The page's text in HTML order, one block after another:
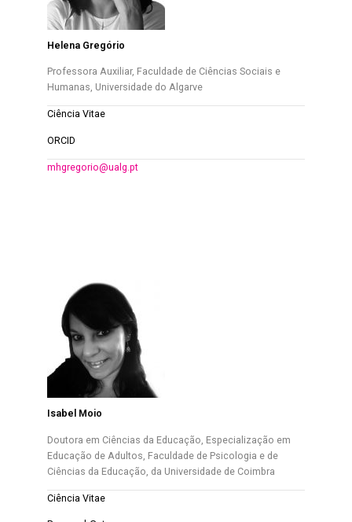
Helena Gregório
Professora Auxiliar, Faculdade de Ciências Sociais e
Humanas, Universidade do Algarve
Ciência Vitae
ORCID
mhgregorio@ualg.pt
Isabel Moio
Doutora em Ciências da Educação, Especialização em
Educação de Adultos, Faculdade de Psicologia e de
Ciências da Educação, da Universidade de Coimbra
Ciência Vitae